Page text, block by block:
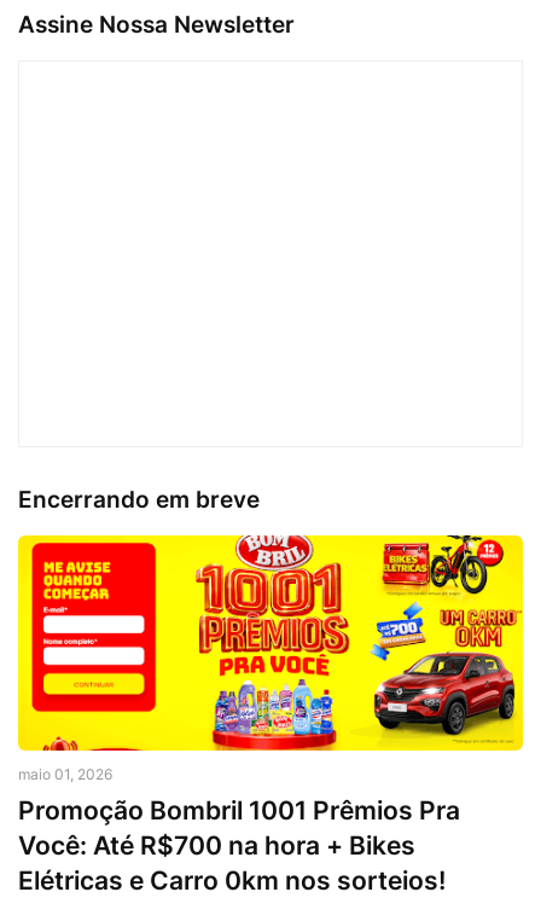
Assine Nossa Newsletter
Encerrando em breve
maio 01, 2026
Promoção Bombril 1001 Prêmios Pra
Você: Até R$700 na hora + Bikes
Elétricas e Carro 0km nos sorteios!